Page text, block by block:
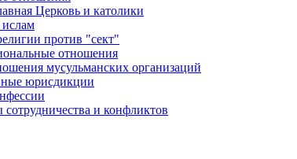
Церковь и католики
против "сект"
отношения
мусульманских организаций
юрисдикции
и конфликтов